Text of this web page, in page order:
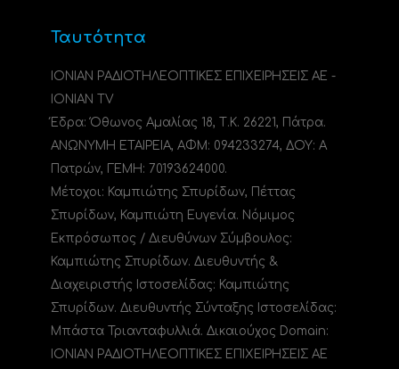
Ταυτότητα
ΙΟΝΙΑΝ ΡΑΔΙΟΤΗΛΕΟΠΤΙΚΕΣ ΕΠΙΧΕΙΡΗΣΕΙΣ ΑΕ -
IONIAN TV
Έδρα: Όθωνος Αμαλίας 18, Τ.Κ. 26221, Πάτρα.
ΑΝΩΝΥΜΗ ΕΤΑΙΡΕΙΑ, ΑΦΜ: 094233274, ΔΟΥ: A
Πατρών, ΓΕΜΗ: 70193624000.
Μέτοχοι: Καμπιώτης Σπυρίδων, Πέττας
Σπυρίδων, Καμπιώτη Ευγενία. Νόμιμος
Εκπρόσωπος / Διευθύνων Σύμβουλος:
Καμπιώτης Σπυρίδων. Διευθυντής &
Διαχειριστής Ιστοσελίδας: Καμπιώτης
Σπυρίδων. Διευθυντής Σύνταξης Ιστοσελίδας:
Μπάστα Τριανταφυλλιά. Δικαιούχος Domain:
ΙΟΝΙΑΝ ΡΑΔΙΟΤΗΛΕΟΠΤΙΚΕΣ ΕΠΙΧΕΙΡΗΣΕΙΣ ΑΕ